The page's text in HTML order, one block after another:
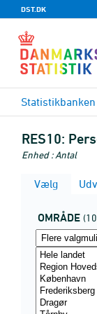
DST.DK
Statistikbanken
RES10:
Enhed : Antal
Vælg
OMRÅDE